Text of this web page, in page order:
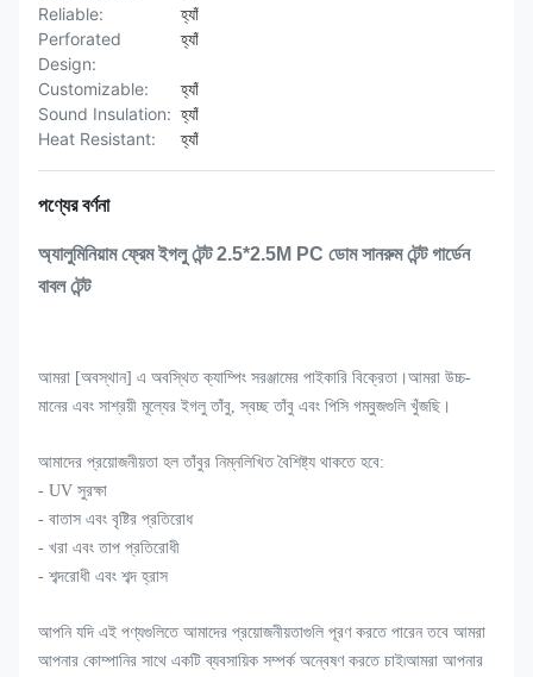
Reliable:
হ্যাঁ
Perforated
Design:
হ্যাঁ
Customizable:
হ্যাঁ
Sound Insulation: হ্যাঁ
Heat Resistant:
হ্যাঁ
পণ্যের বর্ণনা
অ্যালুমিনিয়াম ফ্রেম ইগলু টেন্ট 2.5*2.5M PC ডোম সানরুম টেন্ট গার্ডেন
বাবল টেন্ট
আমরা [অবস্থান] এ অবস্থিত ক্যাম্পিং সরঞ্জামের পাইকারি বিক্রেতা।আমরা উচ্চ-
মানের এবং সাশ্রয়ী মূল্যের ইগলু তাঁবু, স্বচ্ছ তাঁবু এবং পিসি গম্বুজগুলি খুঁজছি।
আমাদের প্রয়োজনীয়তা হল তাঁবুর নিম্নলিখিত বৈশিষ্ট্য থাকতে হবে:
- UV সুরক্ষা
- বাতাস এবং বৃষ্টির প্রতিরোধ
- খরা এবং তাপ প্রতিরোধী
- শব্দরোধী এবং শব্দ হ্রাস
আপনি যদি এই পণ্যগুলিতে আমাদের প্রয়োজনীয়তাগুলি পূরণ করতে পারেন তবে আমরা
আপনার কোম্পানির সাথে একটি ব্যবসায়িক সম্পর্ক অন্বেষণ করতে চাই৷আমরা আপনার